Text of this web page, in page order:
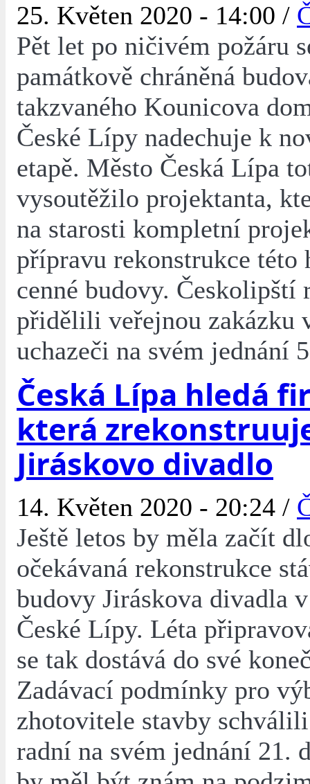
25. Květen 2020 - 14:00 /
Pět let po ničivém požáru
památkově chráněná
takzvaného Kounicova
České Lípy nadechuje k
etapě. Město Česká Lípa
vysoutěžilo projektanta,
na starosti kompletní
přípravu rekonstrukce této
cenné budovy. Českolipští
přidělili veřejnou zakázku
uchazeči na svém jednání
Česká Lípa hledá
která
Jiráskovo divadlo
14. Květen 2020 - 20:24 /
Ještě letos by měla začít
očekávaná rekonstrukce
budovy Jiráskova divadla
České Lípy. Léta
se tak dostává do své
Zadávací podmínky pro
zhotovitele stavby
radní na svém jednání 21.